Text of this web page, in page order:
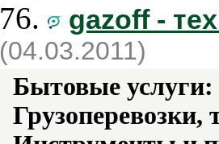
76. gazoff -
(04.03.2011)
Бытовые услуги: